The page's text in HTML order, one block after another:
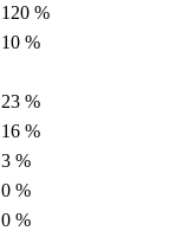
120 %
10 %
23 %
16 %
3 %
0 %
0 %